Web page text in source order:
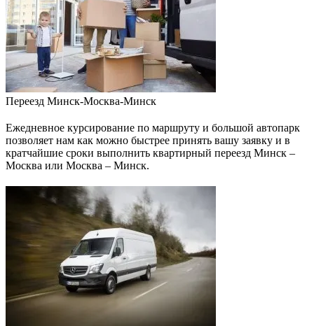
Переезд Минск-Москва-Минск
Ежедневное курсирование по маршруту и большой автопарк
позволяет нам как можно быстрее принять вашу заявку и в
кратчайшие сроки выполнить квартирный переезд Минск –
Москва или Москва – Минск.